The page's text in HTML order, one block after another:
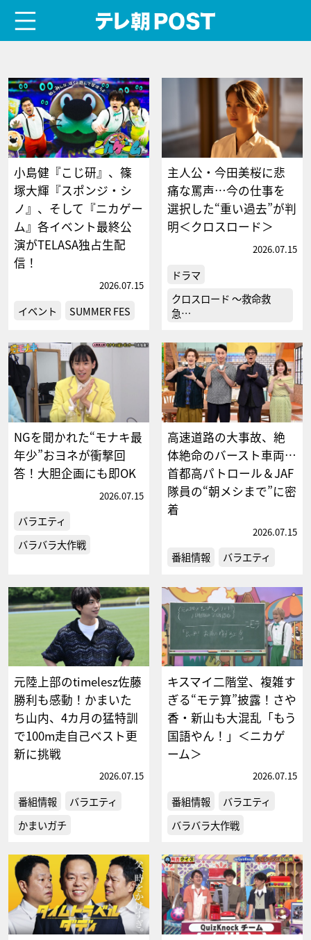
小島健『こじ研』、篠
塚大輝『スポンジ・シ
ノ』、そして『ニカゲー
ム』各イベント最終公
演がTELASA独占生配
信！
2026.07.15
イベント SUMMER FES
主人公・今田美桜に悲
痛な罵声…今の仕事を
選択した“重い過去”が判
明＜クロスロード＞
2026.07.15
ドラマ
クロスロード ～救命救
急…
NGを聞かれた“モナキ最
年少”おヨネが衝撃回
答！大胆企画にも即OK
2026.07.15
バラエティ
バラバラ大作戦
高速道路の大事故、絶
体絶命のバースト車両…
首都高パトロール＆JAF
隊員の“朝メシまで”に密
着
2026.07.15
番組情報 バラエティ
元陸上部のtimelesz佐藤
勝利も感動！かまいた
ち山内、4カ月の猛特訓
で100m走自己ベスト更
新に挑戦
2026.07.15
番組情報
バラエティ
かまいガチ
キスマイ二階堂、複雑す
ぎる“モテ算”披露！さや
香・新山も大混乱「もう
国語やん！」＜ニカゲ
ーム＞
2026.07.15
番組情報
バラエティ
バラバラ大作戦